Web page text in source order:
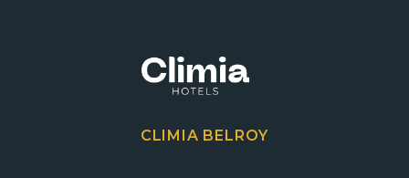
CLIMIA BELROY